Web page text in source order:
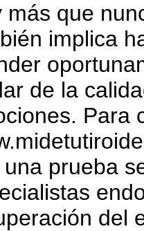
más que
implica
de la
Para
una prueba
del